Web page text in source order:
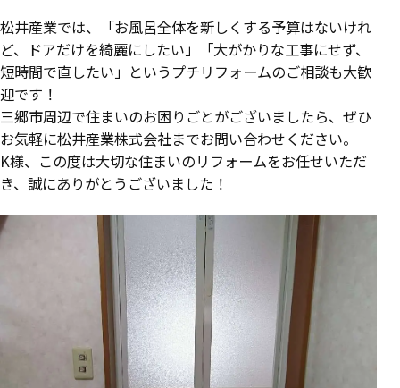
松井産業では、「お風呂全体を新しくする予算はないけれ
ど、ドアだけを綺麗にしたい」「大がかりな工事にせず、
短時間で直したい」というプチリフォームのご相談も大歓
迎です！
三郷市周辺で住まいのお困りごとがございましたら、ぜひ
お気軽に松井産業株式会社までお問い合わせください。
K様、この度は大切な住まいのリフォームをお任せいただ
き、誠にありがとうございました！